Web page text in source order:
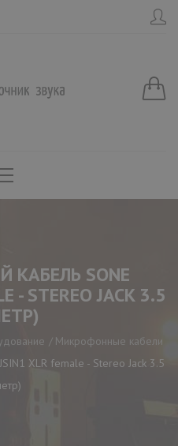
SONE
- STEREO JACK 3.5
Микрофонные кабели
XLR female - Stereo Jack 3.5